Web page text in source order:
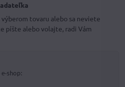
tovaru alebo sa neviete
píšte alebo volajte, radi Vám
shop: